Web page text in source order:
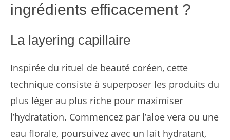
ingrédients efficacement ?
La layering capillaire
Inspirée du rituel de beauté coréen, cette
technique consiste à superposer les produits du
plus léger au plus riche pour maximiser
l’hydratation. Commencez par l’aloe vera ou une
eau florale, poursuivez avec un lait hydratant,